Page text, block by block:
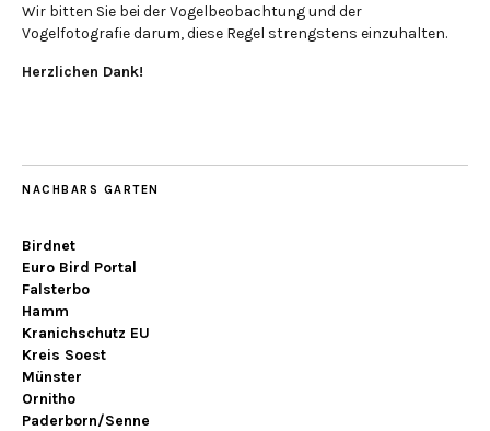
Wir bitten Sie bei der Vogelbeobachtung und der
Vogelfotografie darum, diese Regel strengstens einzuhalten.
Herzlichen Dank!
NACHBARS GARTEN
Birdnet
Euro Bird Portal
Falsterbo
Hamm
Kranichschutz EU
Kreis Soest
Münster
Ornitho
Paderborn/Senne